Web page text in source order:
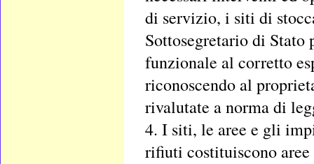
di servizio, i siti di
Sottosegretario di
funzionale al corretto
riconoscendo al
rivalutate a norma di
4. I siti, le aree e gli
rifiuti costituiscono